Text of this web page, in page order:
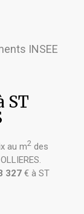
INSEE
ST
au m2 des
327 € à ST